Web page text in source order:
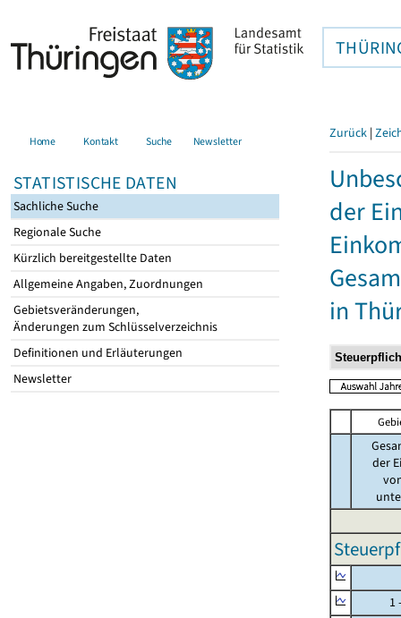
Home Kontakt Suche Newsletter
STATISTISCHE DATEN
Sachliche Suche
Regionale Suche
Kürzlich bereitgestellte Daten
Allgemeine Angaben, Zuordnungen
Gebietsveränderungen,
Änderungen zum Schlüsselverzeichnis
Definitionen und Erläuterungen
Newsletter
Zurück |
der
in
der
1 -